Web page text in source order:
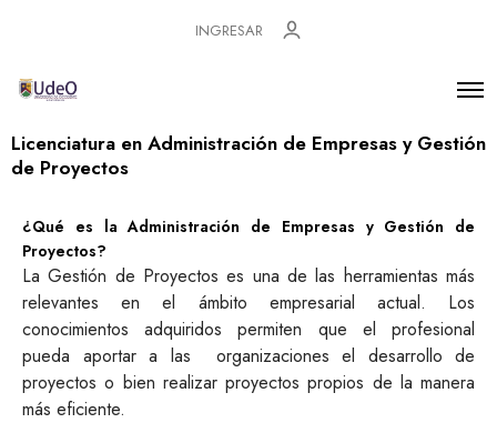
INGRESAR
Licenciatura en Administración de Empresas y Gestión
de Proyectos
¿Qué es la Administración de Empresas y Gestión de
Proyectos?
La Gestión de Proyectos es una de las herramientas más
relevantes en el ámbito empresarial actual. Los
conocimientos adquiridos permiten que el profesional
pueda aportar a las organizaciones el desarrollo de
proyectos o bien realizar proyectos propios de la manera
más eficiente.